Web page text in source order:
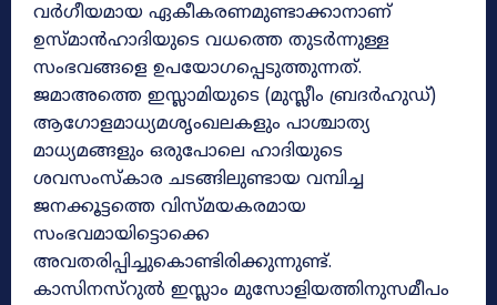
വർഗീയമായ ഏകീകരണമുണ്ടാക്കാനാണ്
ഉസ്മാൻഹാദിയുടെ വധത്തെ തുടർന്നുള്ള
സംഭവങ്ങളെ ഉപയോഗപ്പെടുത്തുന്നത്.
ജമാഅത്തെ ഇസ്ലാമിയുടെ (മുസ്ലീം ബ്രദർഹുഡ്)
ആഗോളമാധ്യമശൃംഖലകളും പാശ്ചാത്യ
മാധ്യമങ്ങളും ഒരുപോലെ ഹാദിയുടെ
ശവസംസ്‌കാര ചടങ്ങിലുണ്ടായ വമ്പിച്ച
ജനക്കൂട്ടത്തെ വിസ്മയകരമായ
സംഭവമായിട്ടൊക്കെ
അവതരിപ്പിച്ചുകൊണ്ടിരിക്കുന്നുണ്ട്.
കാസിനസ്‌റുൽ ഇസ്ലാം മുസോളിയത്തിനുസമീപം